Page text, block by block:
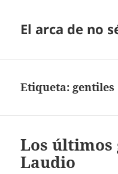
El arca de no
Etiqueta: gentiles
Los últimos
Laudio